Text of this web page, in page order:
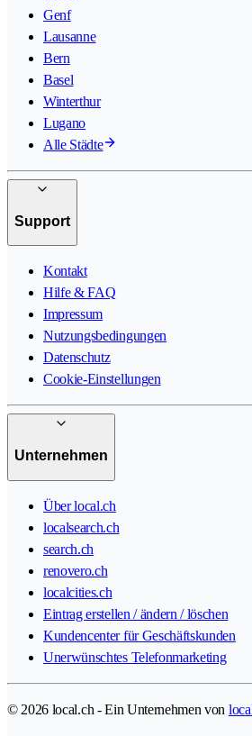
Genf
Lausanne
Bern
Basel
Winterthur
Lugano
Alle Städte
Support
Kontakt
Hilfe & FAQ
Impressum
Nutzungsbedingungen
Datenschutz
Cookie-Einstellungen
Unternehmen
Über local.ch
localsearch.ch
search.ch
renovero.ch
localcities.ch
Eintrag erstellen / ändern / löschen
Kundencenter für Geschäftskunden
Unerwünschtes Telefonmarketing
© 2026 local.ch - Ein Unternehmen von